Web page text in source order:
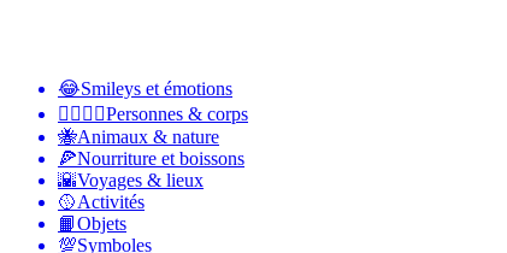
😂Smileys et émotions
👩‍❤️‍💋‍👨Personnes & corps
🐝Animaux & nature
🍕Nourriture et boissons
🌇Voyages & lieux
🥎Activités
📙Objets
💯Symboles